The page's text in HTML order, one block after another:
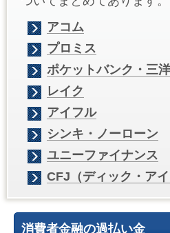
アコム
プロミス
ポケットバンク・三
レイク
アイフル
シンキ・ノーローン
ユニーファイナンス
CFJ（ディック・アイ
消費者金融の過払い金